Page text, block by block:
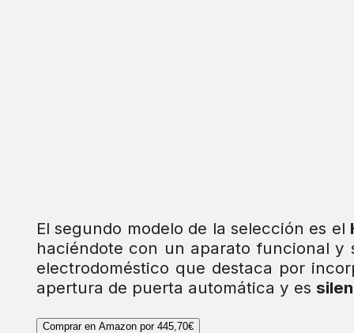
El segundo modelo de la selección es el
haciéndote con un aparato funcional y
electrodoméstico que destaca por
apertura de puerta automática y es
Comprar en Amazon por 445,70€